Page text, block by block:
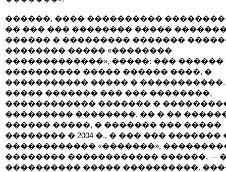
������, ���� ���������� ��������
�� ��� ��� �������� �����
������ � ��������� �������
�������� ����� «��������
�������������», �����: ��� ������
���������� ����� ������ ����, �
����������� ����� � �����������.
����� ������� ��� ��� ��������,
������������ ������� �
��������� ��������, �� � ��
������ �����, � ������� ��� �����
�������� � 2004 �., � ��� ��� �������
������������ «�������»,
�������� ������������ ������, —
���������� ����� ����������.